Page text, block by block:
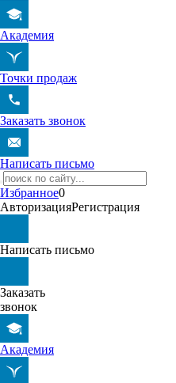
Академия
Точки продаж
Заказать звонок
Написать письмо
Избранное0
АвторизацияРегистрация
Написать письмо
Заказать
звонок
Академия